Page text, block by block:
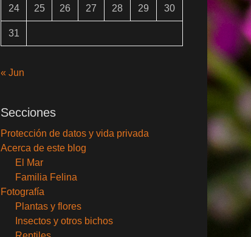
24 25 26 27 28 29 30
31
« Jun
Secciones
Protección de datos y vida privada
Acerca de este blog
El Mar
Familia Felina
Fotografía
Plantas y flores
Insectos y otros bichos